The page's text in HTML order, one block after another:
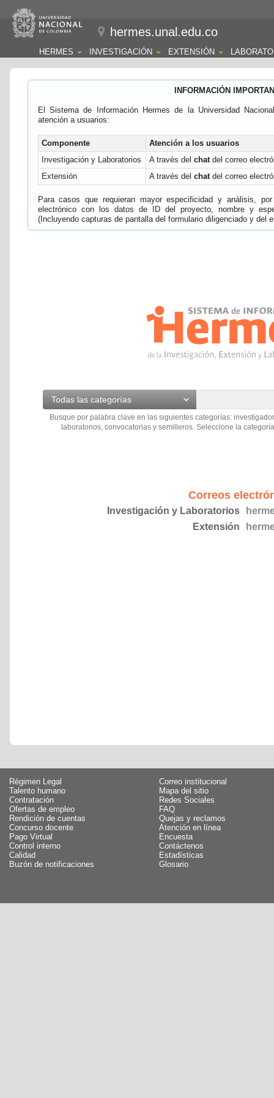
hermes.unal.edu.co
HERMES INVESTIGACIÓN EXTENSIÓN
INFORMACIÓN
El Sistema de Información Hermes de la Universidad
atención a usuarios:
Componente
Atención a los usuarios
Investigación y Laboratorios
A través del chatdel correo
Extensión
A través del chatdel correo
Para casos que requieran mayor especificidad y análisis,
electrónico con los datos de ID del proyecto, nombre y
(Incluyendo capturas de pantalla del formulario diligenciado y del
Todas las categorías
Busque por palabra clave en las siguientes categorías:
laboratorios, convocatorias y semilleros. Seleccione la
Correos
Investigación y Laboratorios
Extensión
Régimen Legal
Talento humano
Contratación
Ofertas de empleo
Rendición de cuentas
Concurso docente
Pago Virtual
Control interno
Calidad
Buzón de notificaciones
Correo institucional
Mapa del sitio
Redes Sociales
FAQ
Quejas y reclamos
Atención en línea
Encuesta
Contáctenos
Estadísticas
Glosario